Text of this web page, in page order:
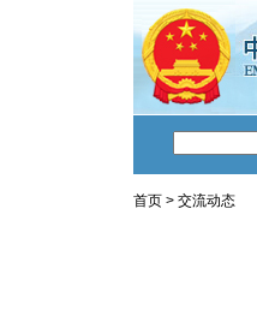
首页 > 交流动态